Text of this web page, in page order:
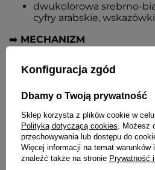
dwukolorowa srebrno-
cyfry arabskie,
➡️ MECHANIZM
kwarcowy cichy, z
12-godzinny
ZASILANIE
1 bateria typu AA (LR6,
Konfiguracja zgód
Dbamy o Twoją prywatność
Sklep korzysta z plików cookie w
Polityką dotyczącą cookies . Możesz
przechowywania lub dostępu do
Więcej informacji na temat warunków
znaleźć także na stronie Prywatność